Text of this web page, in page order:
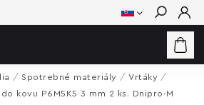
Hľadať
/ Spotrebné materiály / Vrtáky /
kovu P6M5K5 3 mm 2 ks. Dnipro-M